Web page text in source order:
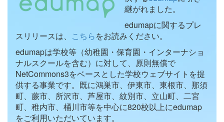
継がれました。
edumapに関するプレ
スリリースは、 こちらをお読みください。
edumapは学校等（幼稚園・保育園・インターナショ
ナルスクールを含む）に対して、原則無償で
NetCommons3をベースとした学校ウェブサイトを提
供する事業です。既に鴻巣市、伊東市、東根市、那須
町、蕨市、所沢市、芦屋市、紋別市、立山町、二宮
町、稚内市、桶川市等を中心に820校以上にedumap
をご利用いただいています。